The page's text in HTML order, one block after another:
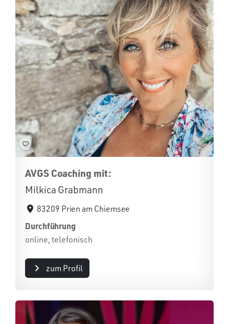
AVGS Coaching mit:
Milkica Grabmann
83209 Prien am Chiemsee
Durchführung
online, telefonisch
zum Profil